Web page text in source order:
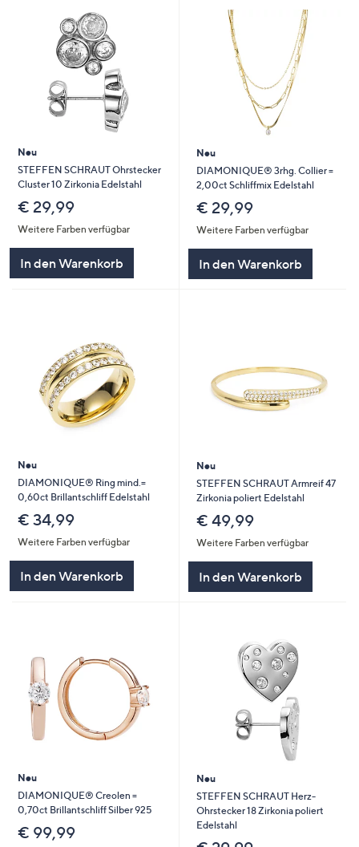
Neu
STEFFEN SCHRAUT Ohrstecker
Cluster 10 Zirkonia Edelstahl
€ 29,99
Weitere Farben verfügbar
In den Warenkorb
Neu
DIAMONIQUE® 3rhg. Collier =
2,00ct Schliffmix Edelstahl
€ 29,99
Weitere Farben verfügbar
In den Warenkorb
Neu
DIAMONIQUE® Ring mind.=
0,60ct Brillantschliff Edelstahl
€ 34,99
Weitere Farben verfügbar
In den Warenkorb
Neu
STEFFEN SCHRAUT Armreif 47
Zirkonia poliert Edelstahl
€ 49,99
Weitere Farben verfügbar
In den Warenkorb
Neu
DIAMONIQUE® Creolen =
0,70ct Brillantschliff Silber 925
€ 99,99
Neu
STEFFEN SCHRAUT Herz-
Ohrstecker 18 Zirkonia poliert
Edelstahl